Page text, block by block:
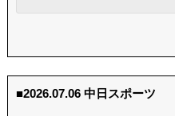
■2026.07.06 中日スポーツ